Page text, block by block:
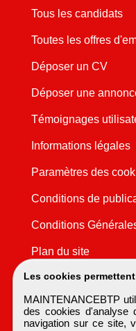
Les cookies
MAINTENANCEBTP
des cookies d'analyse
navigation sur ce site,
Tous les candidats
Toutes les offres
Déposer un CV
Déposer une
Témoignages
Informations légales
Paramètres des
Conditions de
Conditions
Plan du site